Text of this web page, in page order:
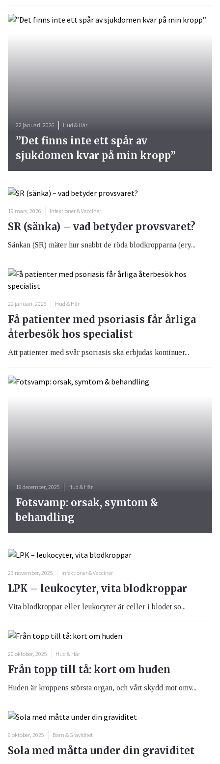
19 mars, 2026 Infektioner & Vacciner
SR (sänka) – vad betyder provsvaret?
Sänkan (SR) mäter hur snabbt de röda blodkropparna (ery...
22 januari, 2026 Hud & Hår
Få patienter med psoriasis får årliga
återbesök hos specialist
Att patienter med svår psoriasis ska erbjudas kontinuer...
22 januari, 2026 Hud & Hår
”Det finns inte ett spår av
sjukdomen kvar på min kropp”
19 december, 2025 Hud & Hår
Fotsvamp: orsak, symtom &
behandling
23 november, 2025 Infektioner & Vacciner
LPK – leukocyter, vita blodkroppar
Vita blodkroppar eller leukocyter är celler i blodet so...
20 oktober, 2025 Hud & Hår
Från topp till tå: kort om huden
Huden är kroppens största organ, och vårt skydd mot omv...
9 oktober, 2025 Barn & Graviditet
Sola med måtta under din graviditet